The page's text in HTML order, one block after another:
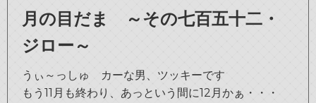
月の目だま ～その七百五十二・
ジロー～
うぃ～っしゅ カーな男、ツッキーです
もう11月も終わり、あっという間に12月かぁ・・・